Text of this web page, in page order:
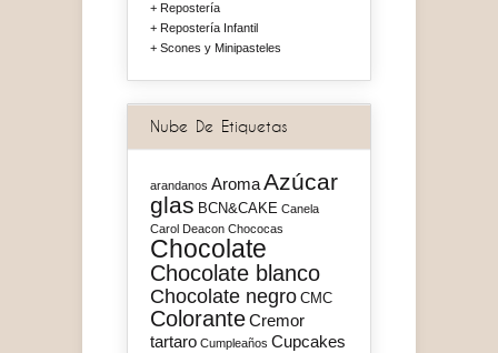
Repostería
Repostería Infantil
Scones y Minipasteles
Nube De Etiquetas
arandanos AromaAzúcar
glas BCN&CAKE Canela
Carol Deacon Chococas
Chocolate
Chocolate blanco
Chocolate negro CMC
ColoranteCremor
tartaro Cumpleaños Cupcakes